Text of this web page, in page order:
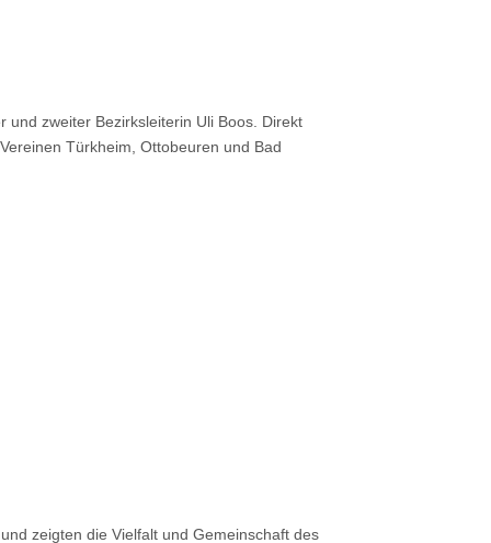
zweiter Bezirksleiterin Uli Boos. Direkt
Türkheim, Ottobeuren und Bad
zeigten die Vielfalt und Gemeinschaft des